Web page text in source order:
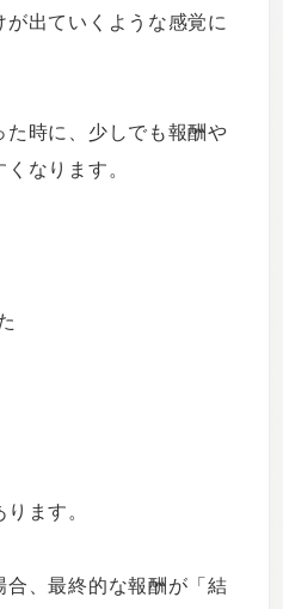
出ていくような感覚に
た時に、少しでも報酬や
なります。
ます。
、最終的な報酬が「結